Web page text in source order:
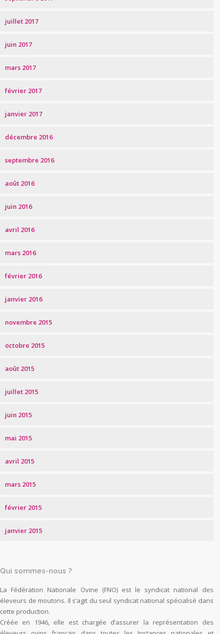
juillet 2017
juin 2017
mars 2017
février 2017
janvier 2017
décembre 2016
septembre 2016
août 2016
juin 2016
avril 2016
mars 2016
février 2016
janvier 2016
novembre 2015
octobre 2015
août 2015
juillet 2015
juin 2015
mai 2015
avril 2015
mars 2015
février 2015
janvier 2015
Qui sommes-nous ?
La Fédération Nationale Ovine (FNO) est le syndicat national des
éleveurs de moutons. Il s’agit du seul syndicat national spécialisé dans
cette production.
Créée en 1946, elle est chargée d’assurer la représentation des